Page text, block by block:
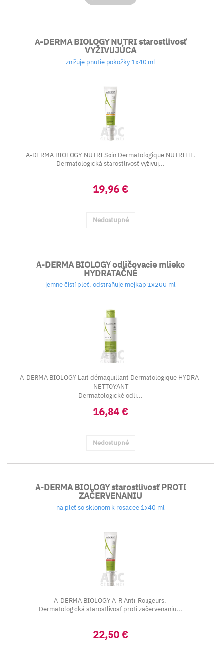
A-DERMA BIOLOGY NUTRI starostlivosť
VYŽIVUJÚCA
znižuje pnutie pokožky 1x40 ml
A-DERMA BIOLOGY NUTRI Soin Dermatologique NUTRITIF.
Dermatologická starostlivosť vyživuj...
19,96 €
Nedostupné
A-DERMA BIOLOGY odličovacie mlieko
HYDRATAČNÉ
jemne čistí pleť, odstraňuje mejkap 1x200 ml
A-DERMA BIOLOGY Lait démaquillant Dermatologique HYDRA-
NETTOYANT
Dermatologické odli...
16,84 €
Nedostupné
A-DERMA BIOLOGY starostlivosť PROTI
ZAČERVENANIU
na pleť so sklonom k rosacee 1x40 ml
A-DERMA BIOLOGY A-R Anti-Rougeurs.
Dermatologická starostlivosť proti začervenaniu...
22,50 €